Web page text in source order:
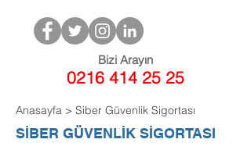
Bizi Arayın
0216 414 25 25
Anasayfa > Siber Güvenlik Sigortası
SİBER GÜVENLİK SİGORTASI